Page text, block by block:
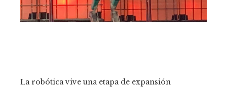
La robótica vive una etapa de expansión